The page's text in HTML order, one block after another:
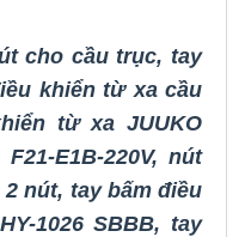
cho cầu trục, tay
khiển từ xa cầu
từ xa JUUKO
E1B-220V, nút
2 nút, tay bấm điều
1026 SBBB, tay